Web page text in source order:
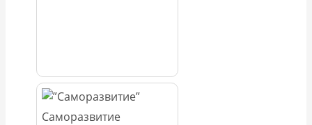
Саморазвитие